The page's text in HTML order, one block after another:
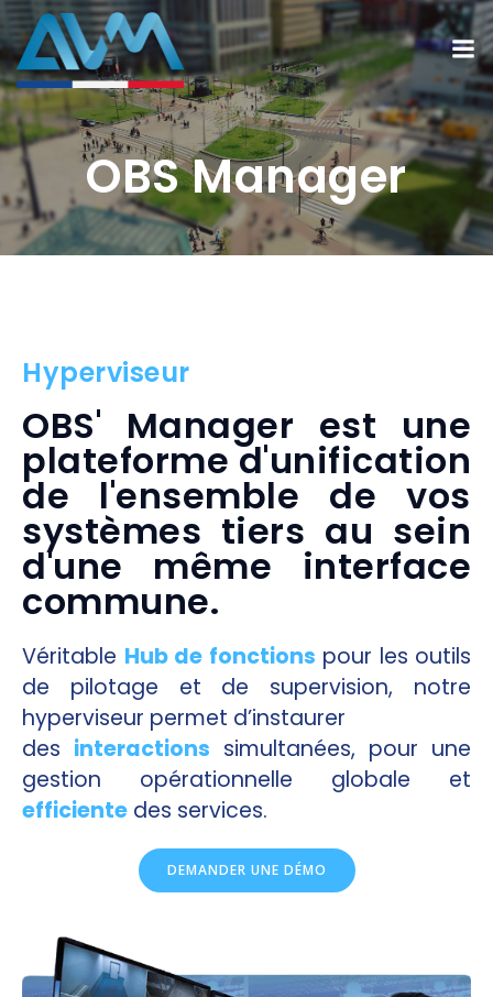
OBS Manager
Hyperviseur
OBS' Manager est une
plateforme d'unification
de l'ensemble de vos
systèmes tiers au sein
d'une même interface
commune.
Véritable Hub de fonctions pour les outils
de pilotage et de supervision, notre
hyperviseur permet d’instaurer
des interactions simultanées, pour une
gestion opérationnelle globale et
efficiente des services.
DEMANDER UNE DÉMO